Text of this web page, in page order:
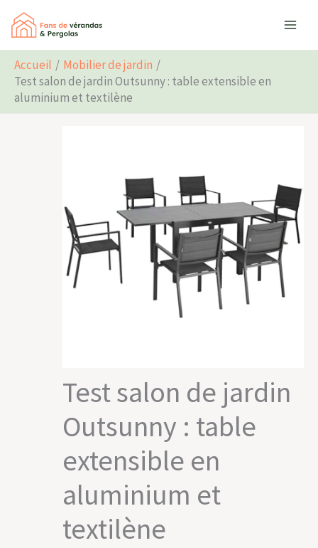
Aller
contenu
Accueil
Mobilier de jardin
Test salon de jardin Outsunny : table extensible en
aluminium et textilène
Test salon de jardin
Outsunny : table
extensible en
aluminium et
textilène
Rechercher